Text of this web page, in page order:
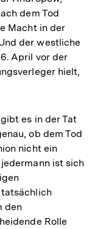
dem Tod
Macht in der
der westliche
April vor der
hielt,
es in der Tat
ob dem Tod
nicht ein
ist sich
tatsächlich
den
Rolle